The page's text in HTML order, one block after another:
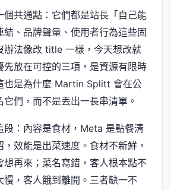
個共通點：它們都是站長「自己能
結、品牌聲量、使用者行為這些固
辦法像改 title 一樣，今天想改就
先放在可控的三項，是資源有限時
也是為什麼 Martin Splitt 會在公
它們，而不是丟出一長串清單。
段：內容是食材，Meta 是點餐清
效能是出菜速度。食材不新鮮，
想再來；菜名寫錯，客人根本點不
慢，客人餓到離開。三者缺一不